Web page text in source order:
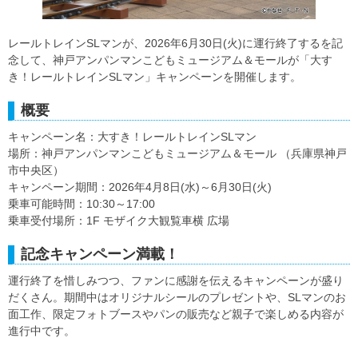
レールトレインSLマンが、2026年6月30日(火)に運行終了するを記
念して、神戸アンパンマンこどもミュージアム＆モールが「大す
き！レールトレインSLマン」キャンペーンを開催します。
概要
キャンペーン名：大すき！レールトレインSLマン
場所：神戸アンパンマンこどもミュージアム＆モール （兵庫県神戸
市中央区）
キャンペーン期間：2026年4月8日(水)～6月30日(火)
乗車可能時間：10:30～17:00
乗車受付場所：1F モザイク大観覧車横 広場
記念キャンペーン満載！
運行終了を惜しみつつ、ファンに感謝を伝えるキャンペーンが盛り
だくさん。期間中はオリジナルシールのプレゼントや、SLマンのお
面工作、限定フォトブースやパンの販売など親子で楽しめる内容が
進行中です。